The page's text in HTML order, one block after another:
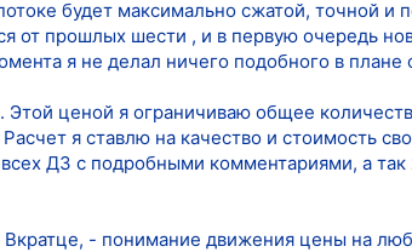
будет максимально сжатой, точной и
от прошлых шести , и в первую очередь
я не делал ничего подобного в плане
Этой ценой я ограничиваю общее
я ставлю на качество и стоимость
ДЗ с подробными комментариями, а
Вкратце, - понимание движения цены на